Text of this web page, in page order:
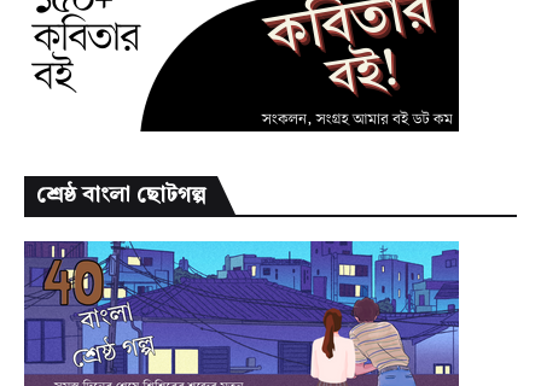
শ্রেষ্ঠ বাংলা ছোটগল্প